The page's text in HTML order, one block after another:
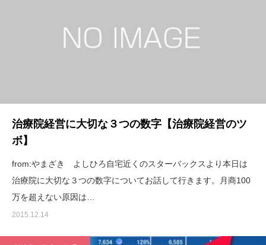
治療院経営に大切な３つの数字【治療院経営のツ
ボ】
from:やまざき よしひろ自宅近くのスターバックスより本日は
治療院に大切な３つの数字についてお話して行きます。月商100
万を超えない原因は…
2015.12.14